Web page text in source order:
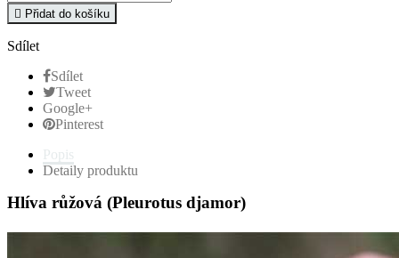
 Přidat do košíku
Sdílet
Sdílet
Tweet
Google+
Pinterest
Popis
Detaily produktu
Hlíva růžová (Pleurotus djamor)